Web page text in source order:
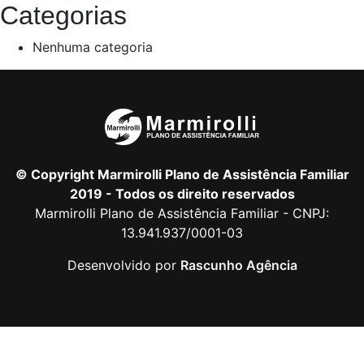
Categorias
Nenhuma categoria
© Copyright Marmirolli Plano de Assistência Familiar
2019 - Todos os direito reservados
Marmirolli Plano de Assistência Familiar - CNPJ:
13.941.937/0001-03
Desenvolvido por Rascunho Agência